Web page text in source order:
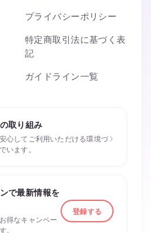
プライバシーポリシー
特定商取引法に基づく表
記
ガイドライン一覧
取り組み
心してご利用いただける環境づ
います。
›
で最新情報を
得なキャンペー
。
登録する